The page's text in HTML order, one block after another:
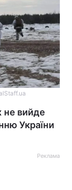
не вийде
України
Реклама